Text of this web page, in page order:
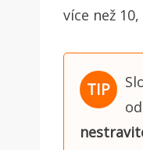
více než